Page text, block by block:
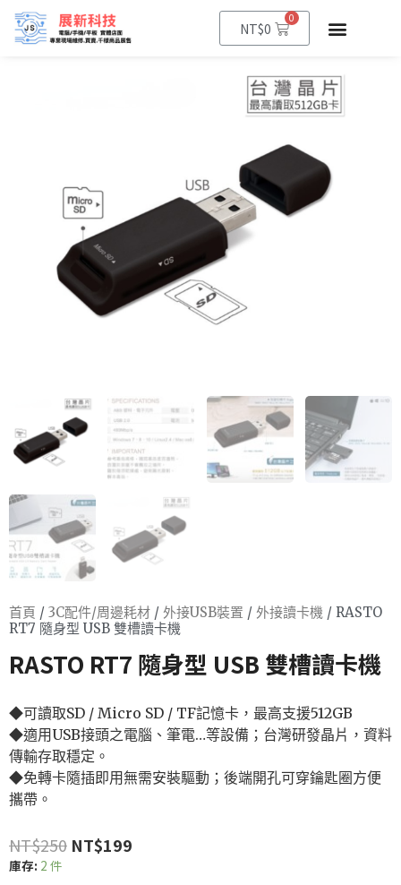
NT$0
0
首頁 / 3C配件/周邊耗材 / 外接USB裝置 / 外接讀卡機 / RASTO
RT7 隨身型 USB 雙槽讀卡機
RASTO RT7 隨身型 USB 雙槽讀卡機
◆可讀取SD / Micro SD / TF記憶卡，最高支援512GB
◆適用USB接頭之電腦、筆電…等設備；台灣研發晶片，資料
傳輸存取穩定。
◆免轉卡隨插即用無需安裝驅動；後端開孔可穿鑰匙圈方便
攜帶。
NT$250 NT$199
庫存: 2 件